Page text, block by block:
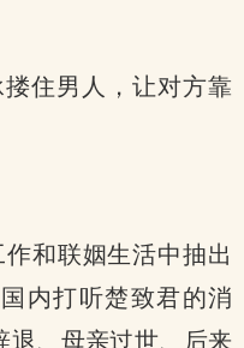
住男人，让对方靠
和联姻生活中抽出
内打听楚致君的消
退、母亲过世、后来